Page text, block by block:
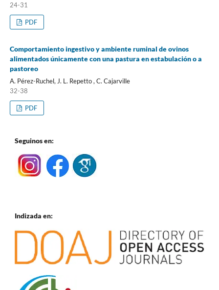
24-31
PDF
Comportamiento ingestivo y ambiente ruminal de ovinos
alimentados únicamente con una pastura en estabulación o a
pastoreo
A. Pérez-Ruchel, J. L. Repetto , C. Cajarville
32-38
PDF
Seguinos en:
Indizada en: